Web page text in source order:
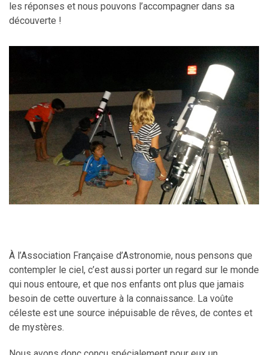
les réponses et nous pouvons l’accompagner dans sa
découverte !
À l’Association Française d’Astronomie, nous pensons que
contempler le ciel, c’est aussi porter un regard sur le monde
qui nous entoure, et que nos enfants ont plus que jamais
besoin de cette ouverture à la connaissance. La voûte
céleste est une source inépuisable de rêves, de contes et
de mystères.